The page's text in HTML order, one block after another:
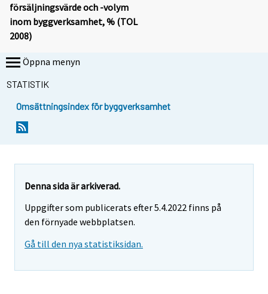
försäljningsvärde och -volym
inom byggverksamhet, % (TOL
2008)
Öppna menyn
STATISTIK
Omsättningsindex för byggverksamhet
Denna sida är arkiverad.
Uppgifter som publicerats efter 5.4.2022 finns på
den förnyade webbplatsen.
Gå till den nya statistiksidan.